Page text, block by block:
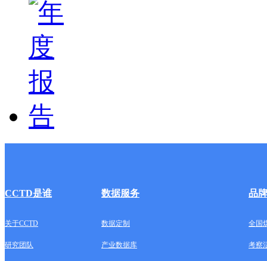
CCTD是谁 数据服务 品
关于CCTD 数据定制 全国
研究团队 产业数据库 考察